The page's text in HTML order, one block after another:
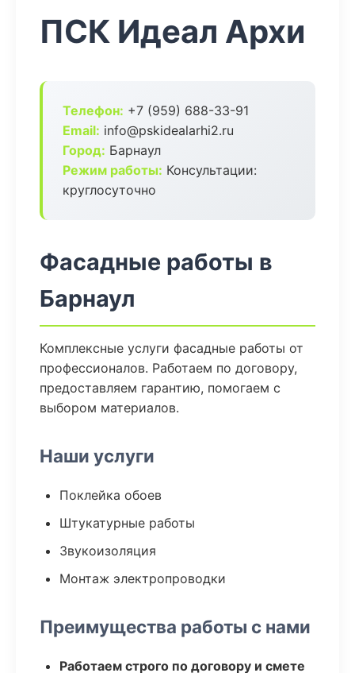
ПСК Идеал Архи
Телефон: +7 (959) 688-33-91
Email: info@pskidealarhi2.ru
Город: Барнаул
Режим работы: Консультации:
круглосуточно
Фасадные работы в
Барнаул
Комплексные услуги фасадные работы от
профессионалов. Работаем по договору,
предоставляем гарантию, помогаем с
выбором материалов.
Наши услуги
Поклейка обоев
Штукатурные работы
Звукоизоляция
Монтаж электропроводки
Преимущества работы с нами
Работаем строго по договору и смете